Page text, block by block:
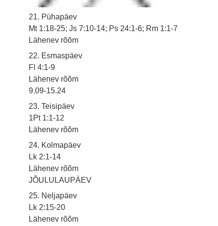
21. Pühapäev
Mt 1:18-25; Js 7:10-14; Ps 24:1-6; Rm 1:1-7
Lähenev rõõm
22. Esmaspäev
Fl 4:1-9
Lähenev rõõm
9.09-15.24
23. Teisipäev
1Pt 1:1-12
Lähenev rõõm
24. Kolmapäev
Lk 2:1-14
Lähenev rõõm
JÕULULAUPÄEV
25. Neljapäev
Lk 2:15-20
Lähenev rõõm